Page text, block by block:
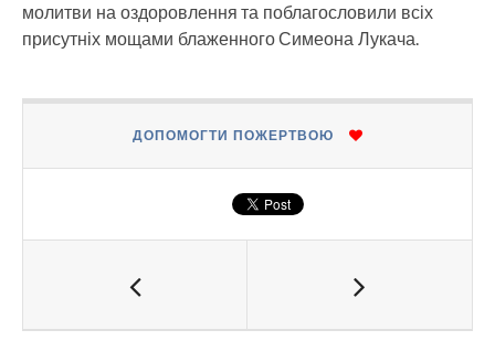
молитви на оздоровлення та поблагословили всіх
присутніх мощами блаженного Симеона Лукача.
ДОПОМОГТИ ПОЖЕРТВОЮ